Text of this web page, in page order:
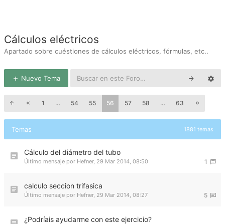
Cálculos eléctricos
Apartado sobre cuéstiones de cálculos eléctricos, fórmulas, etc..
Nuevo Tema
1 … 54 55 56 57 58 … 63
Temas 1881 temas
Cálculo del diámetro del tubo
1
Último mensaje por Hefner, 29 Mar 2014, 08:50
calculo seccion trifasica
5
Último mensaje por Hefner, 29 Mar 2014, 08:27
¿Podríais ayudarme con este ejercicio?